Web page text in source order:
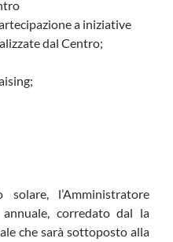
a iniziative
dal Centro;
l’Amministratore
corredato dal la
che sarà sottoposto alla